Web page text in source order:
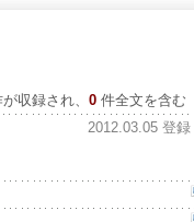
収録され、 0件全文を含む
2012.03.05 登録